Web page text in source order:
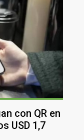
con QR en
USD 1,7